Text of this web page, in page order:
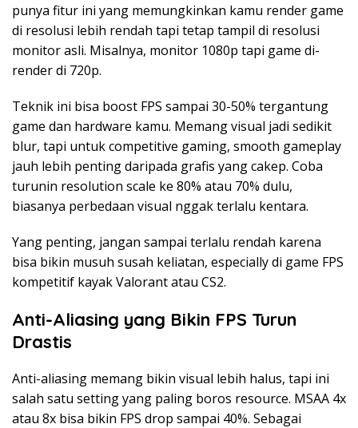
punya fitur ini yang memungkinkan kamu render game
di resolusi lebih rendah tapi tetap tampil di resolusi
monitor asli. Misalnya, monitor 1080p tapi game di-
render di 720p.
Teknik ini bisa boost FPS sampai 30-50% tergantung
game dan hardware kamu. Memang visual jadi sedikit
blur, tapi untuk competitive gaming, smooth gameplay
jauh lebih penting daripada grafis yang cakep. Coba
turunin resolution scale ke 80% atau 70% dulu,
biasanya perbedaan visual nggak terlalu kentara.
Yang penting, jangan sampai terlalu rendah karena
bisa bikin musuh susah keliatan, especially di game FPS
kompetitif kayak Valorant atau CS2.
Anti-Aliasing yang Bikin FPS Turun
Drastis
Anti-aliasing memang bikin visual lebih halus, tapi ini
salah satu setting yang paling boros resource. MSAA 4x
atau 8x bisa bikin FPS drop sampai 40%. Sebagai